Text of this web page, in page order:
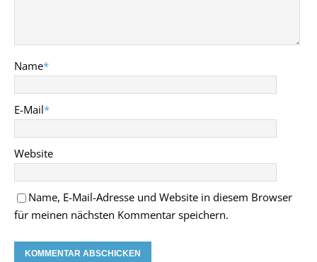
Name*
E-Mail*
Website
Name, E-Mail-Adresse und Website in diesem Browser
für meinen nächsten Kommentar speichern.